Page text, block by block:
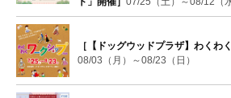
［【ドッグウッドプラザ】わくわ
08/03（月）～08/23（日）